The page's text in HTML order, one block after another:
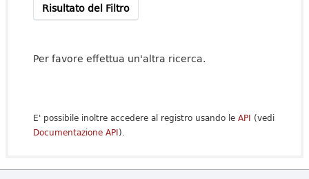
Risultato del Filtro
Per favore effettua un'altra ricerca.
E' possibile inoltre accedere al registro usando le API (vedi
Documentazione API).